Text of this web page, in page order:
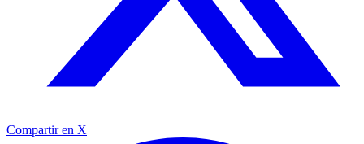
Compartir en X